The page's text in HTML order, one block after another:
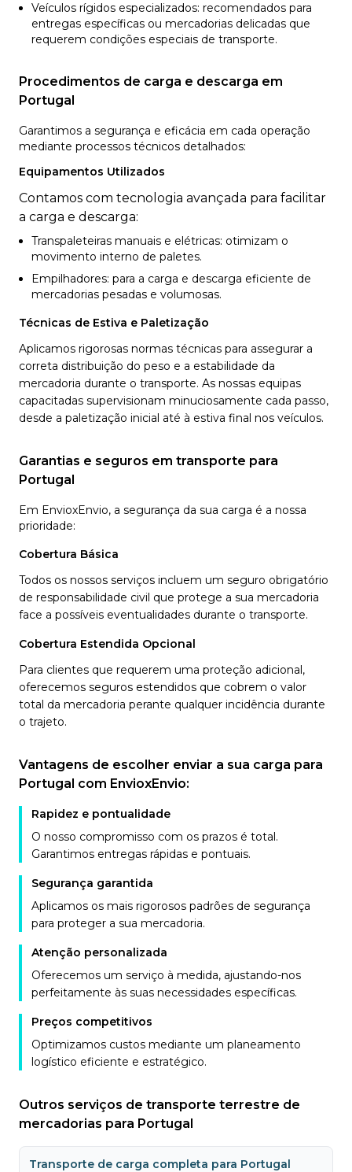
Veículos rígidos especializados: recomendados para
entregas específicas ou mercadorias delicadas que
requerem condições especiais de transporte.
Procedimentos de carga e descarga em
Portugal
Garantimos a segurança e eficácia em cada operação
mediante processos técnicos detalhados:
Equipamentos Utilizados
Contamos com tecnologia avançada para facilitar
a carga e descarga:
Transpaleteiras manuais e elétricas: otimizam o
movimento interno de paletes.
Empilhadores: para a carga e descarga eficiente de
mercadorias pesadas e volumosas.
Técnicas de Estiva e Paletização
Aplicamos rigorosas normas técnicas para assegurar a
correta distribuição do peso e a estabilidade da
mercadoria durante o transporte. As nossas equipas
capacitadas supervisionam minuciosamente cada passo,
desde a paletização inicial até à estiva final nos veículos.
Garantias e seguros em transporte para
Portugal
Em EnvioxEnvio, a segurança da sua carga é a nossa
prioridade:
Cobertura Básica
Todos os nossos serviços incluem um seguro obrigatório
de responsabilidade civil que protege a sua mercadoria
face a possíveis eventualidades durante o transporte.
Cobertura Estendida Opcional
Para clientes que requerem uma proteção adicional,
oferecemos seguros estendidos que cobrem o valor
total da mercadoria perante qualquer incidência durante
o trajeto.
Vantagens de escolher enviar a sua carga para
Portugal com EnvioxEnvio:
Rapidez e pontualidade
O nosso compromisso com os prazos é total.
Garantimos entregas rápidas e pontuais.
Segurança garantida
Aplicamos os mais rigorosos padrões de segurança
para proteger a sua mercadoria.
Atenção personalizada
Oferecemos um serviço à medida, ajustando-nos
perfeitamente às suas necessidades específicas.
Preços competitivos
Optimizamos custos mediante um planeamento
logístico eficiente e estratégico.
Outros serviços de transporte terrestre de
mercadorias para Portugal
Transporte de carga completa para Portugal